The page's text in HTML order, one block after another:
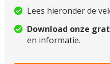
Lees hieronder de
Download onze
en informatie.